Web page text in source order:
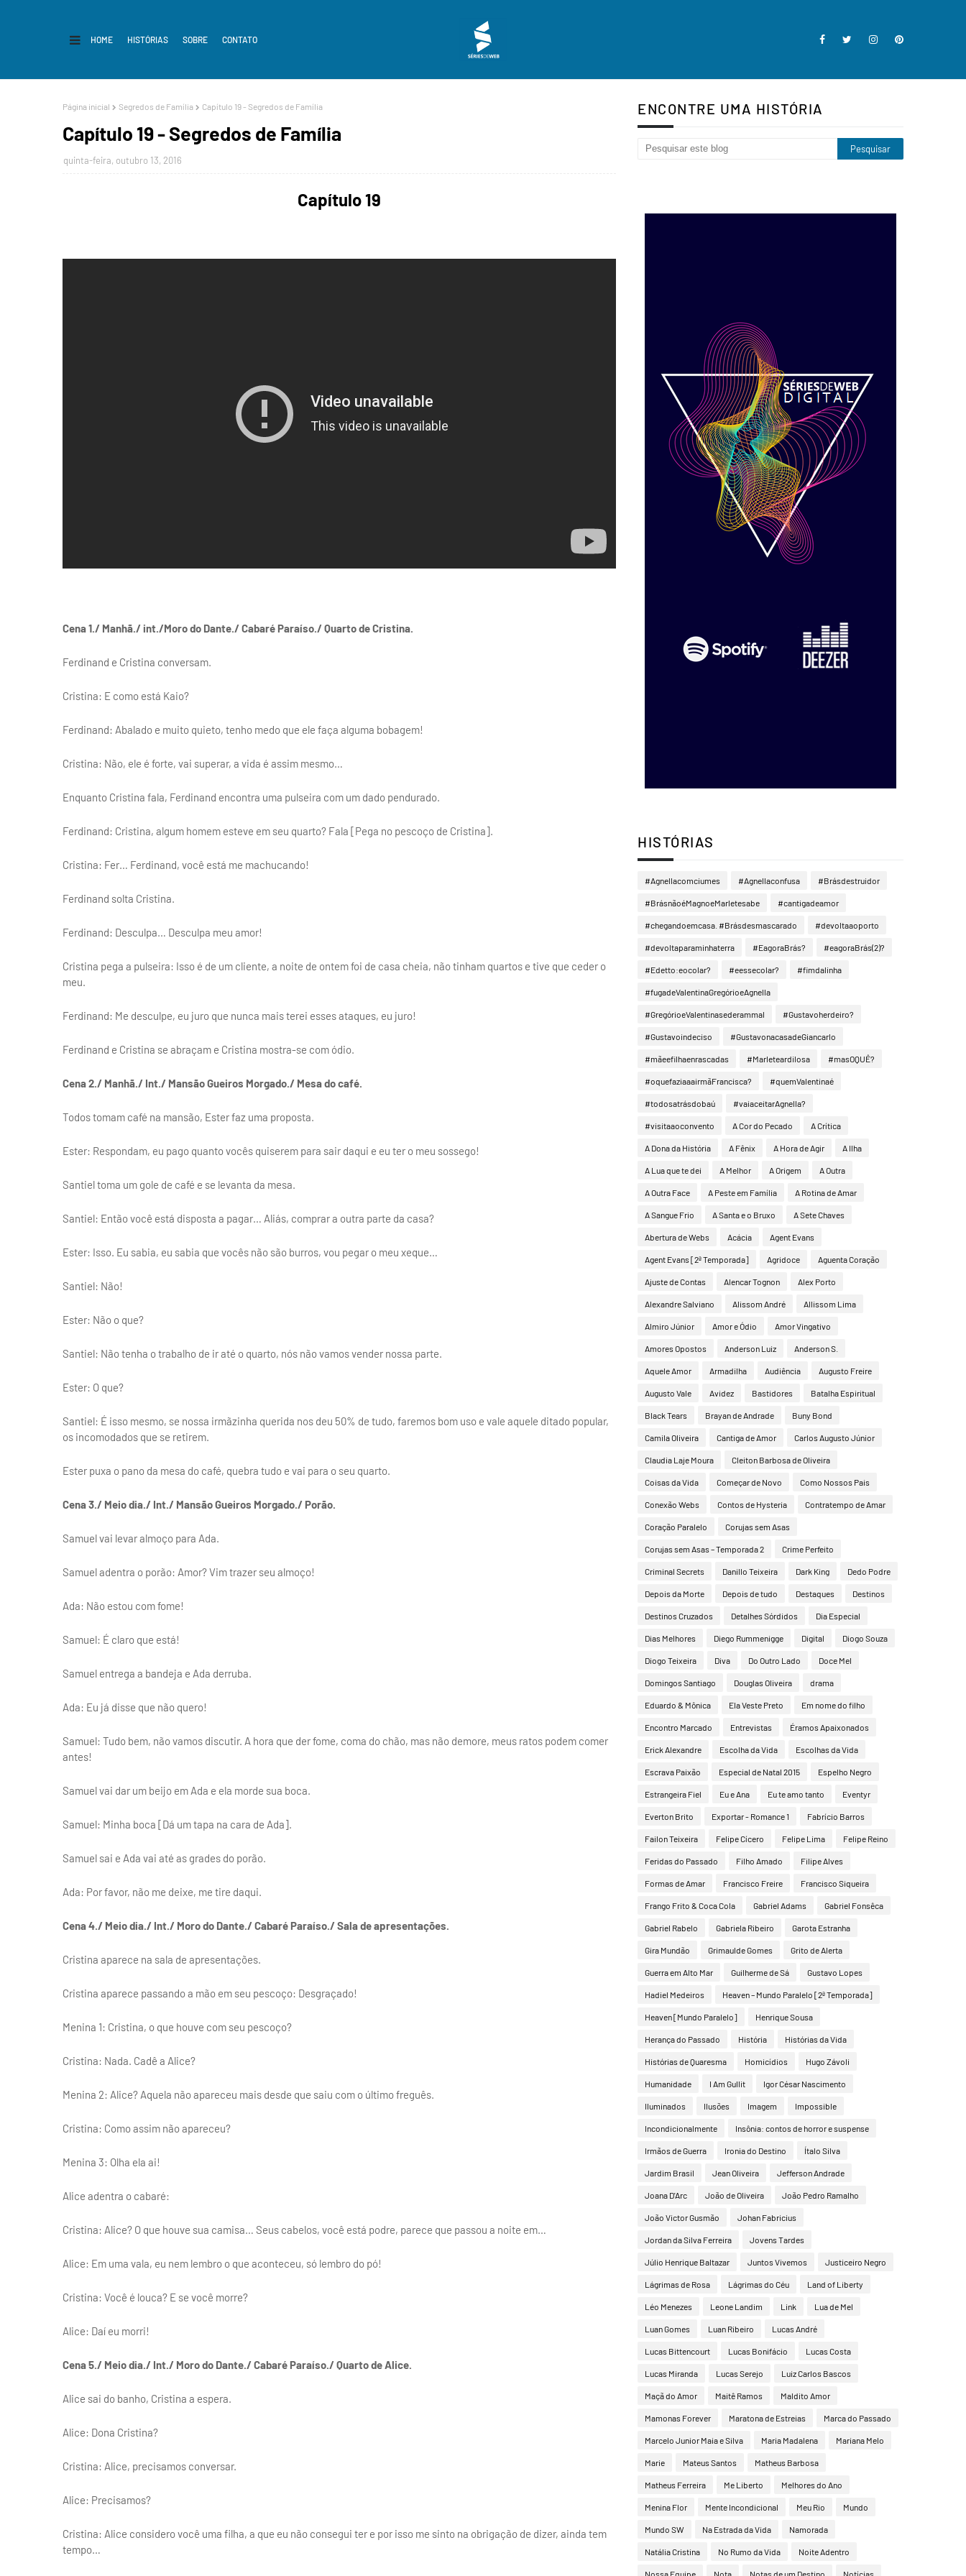
HOME HISTÓRIAS SOBRE CONTATO
Página inicial Segredos de Família Capítulo 19 - Segredos de Família
Capítulo 19 - Segredos de Família
quinta-feira, outubro 13, 2016
Capítulo 19
Cena 1./ Manhã./ int./Moro do Dante./ Cabaré Paraíso./ Quarto de Cristina.
Ferdinand e Cristina conversam.
Cristina: E como está Kaio?
Ferdinand: Abalado e muito quieto, tenho medo que ele faça alguma bobagem!
Cristina: Não, ele é forte, vai superar, a vida é assim mesmo…
Enquanto Cristina fala, Ferdinand encontra uma pulseira com um dado pendurado.
Ferdinand: Cristina, algum homem esteve em seu quarto? Fala [Pega no pescoço de Cristina].
Cristina: Fer… Ferdinand, você está me machucando!
Ferdinand solta Cristina.
Ferdinand: Desculpa… Desculpa meu amor!
Cristina pega a pulseira: Isso é de um cliente, a noite de ontem foi de casa cheia, não tinham quartos e tive que ceder o
meu.
Ferdinand: Me desculpe, eu juro que nunca mais terei esses ataques, eu juro!
Ferdinand e Cristina se abraçam e Cristina mostra-se com ódio.
Cena 2./ Manhã./ Int./ Mansão Gueiros Morgado./ Mesa do café.
Todos tomam café na mansão, Ester faz uma proposta.
Ester: Respondam, eu pago quanto vocês quiserem para sair daqui e eu ter o meu sossego!
Santiel toma um gole de café e se levanta da mesa.
Santiel: Então você está disposta a pagar… Aliás, comprar a outra parte da casa?
Ester: Isso. Eu sabia, eu sabia que vocês não são burros, vou pegar o meu xeque…
Santiel: Não!
Ester: Não o que?
Santiel: Não tenha o trabalho de ir até o quarto, nós não vamos vender nossa parte.
Ester: O que?
Santiel: É isso mesmo, se nossa irmãzinha querida nos deu 50% de tudo, faremos bom uso e vale aquele ditado popular,
os incomodados que se retirem.
Ester puxa o pano da mesa do café, quebra tudo e vai para o seu quarto.
Cena 3./ Meio dia./ Int./ Mansão Gueiros Morgado./ Porão.
Samuel vai levar almoço para Ada.
Samuel adentra o porão: Amor? Vim trazer seu almoço!
Ada: Não estou com fome!
Samuel: É claro que está!
Samuel entrega a bandeja e Ada derruba.
Ada: Eu já disse que não quero!
Samuel: Tudo bem, não vamos discutir. A hora que der fome, coma do chão, mas não demore, meus ratos podem comer
antes!
Samuel vai dar um beijo em Ada e ela morde sua boca.
Samuel: Minha boca [Dá um tapa na cara de Ada].
Samuel sai e Ada vai até as grades do porão.
Ada: Por favor, não me deixe, me tire daqui.
Cena 4./ Meio dia./ Int./ Moro do Dante./ Cabaré Paraíso./ Sala de apresentações.
Cristina aparece na sala de apresentações.
Cristina aparece passando a mão em seu pescoço: Desgraçado!
Menina 1: Cristina, o que houve com seu pescoço?
Cristina: Nada. Cadê a Alice?
Menina 2: Alice? Aquela não apareceu mais desde que saiu com o último freguês.
Cristina: Como assim não apareceu?
Menina 3: Olha ela ai!
Alice adentra o cabaré:
Cristina: Alice? O que houve sua camisa… Seus cabelos, você está podre, parece que passou a noite em…
Alice: Em uma vala, eu nem lembro o que aconteceu, só lembro do pó!
Cristina: Você é louca? E se você morre?
Alice: Daí eu morri!
Cena 5./ Meio dia./ Int./ Moro do Dante./ Cabaré Paraíso./ Quarto de Alice.
Alice sai do banho, Cristina a espera.
Alice: Dona Cristina?
Cristina: Alice, precisamos conversar.
Alice: Precisamos?
Cristina: Alice considero você uma filha, a que eu não consegui ter e por isso me sinto na obrigação de dizer, ainda tem
tempo…
ENCONTRE UMA HISTÓRIA
HISTÓRIAS
#Agnellacomciumes #Agnellaconfusa #Brásdestruidor
#BrásnãoéMagnoeMarletesabe #cantigadeamor
#chegandoemcasa. #Brásdesmascarado #devoltaaoporto
#devoltaparaminhaterra #EagoraBrás? #eagoraBrás(2)?
#Edetto:eocolar? #eessecolar? #fimdalinha
#fugadeValentinaGregórioeAgnella
#GregórioeValentinasederammal #Gustavoherdeiro?
#Gustavoindeciso #GustavonacasadeGiancarlo
#mãeefilhaenrascadas #Marleteardilosa #masOQUÊ?
#oquefaziaaairmãFrancisca? #quemValentinaé
#todosatrásdobaú #vaiaceitarAgnella?
#visitaaoconvento A Cor do Pecado A Crítica
A Dona da História A Fênix A Hora de Agir A Ilha
A Lua que te dei A Melhor A Origem A Outra
A Outra Face A Peste em Família A Rotina de Amar
A Sangue Frio A Santa e o Bruxo A Sete Chaves
Abertura de Webs Acácia Agent Evans
Agent Evans [2ª Temporada] Agridoce Aguenta Coração
Ajuste de Contas Alencar Tognon Alex Porto
Alexandre Salviano Alissom André Allissom Lima
Almiro Júnior Amor e Ódio Amor Vingativo
Amores Opostos Anderson Luiz Anderson S.
Aquele Amor Armadilha Audiência Augusto Freire
Augusto Vale Avidez Bastidores Batalha Espiritual
Black Tears Brayan de Andrade Buny Bond
Camila Oliveira Cantiga de Amor Carlos Augusto Júnior
Claudia Laje Moura Cleiton Barbosa de Oliveira
Coisas da Vida Começar de Novo Como Nossos Pais
Conexão Webs Contos de Hysteria Contratempo de Amar
Coração Paralelo Corujas sem Asas
Corujas sem Asas – Temporada 2 Crime Perfeito
Criminal Secrets Danillo Teixeira Dark King Dedo Podre
Depois da Morte Depois de tudo Destaques Destinos
Destinos Cruzados Detalhes Sórdidos Dia Especial
Dias Melhores Diego Rummenigge Digital Diogo Souza
Diogo Teixeira Diva Do Outro Lado Doce Mel
Domingos Santiago Douglas Oliveira drama
Eduardo & Mônica Ela Veste Preto Em nome do filho
Encontro Marcado Entrevistas Éramos Apaixonados
Erick Alexandre Escolha da Vida Escolhas da Vida
Escrava Paixão Especial de Natal 2015 Espelho Negro
Estrangeira Fiel Eu e Ana Eu te amo tanto Eventyr
Everton Brito Exportar - Romance 1 Fabrício Barros
Failon Teixeira Felipe Cícero Felipe Lima Felipe Reino
Feridas do Passado Filho Amado Filipe Alves
Formas de Amar Francisco Freire Francisco Siqueira
Frango Frito & Coca Cola Gabriel Adams Gabriel Fonsêca
Gabriel Rabelo Gabriela Ribeiro Garota Estranha
Gira Mundão Grimaulde Gomes Grito de Alerta
Guerra em Alto Mar Guilherme de Sá Gustavo Lopes
Hadiel Medeiros Heaven – Mundo Paralelo [2ª Temporada]
Heaven [Mundo Paralelo] Henrique Sousa
Herança do Passado História Histórias da Vida
Histórias de Quaresma Homicídios Hugo Závoli
Humanidade I Am Gullit Igor César Nascimento
Iluminados Ilusões Imagem Impossible
Incondicionalmente Insônia: contos de horror e suspense
Irmãos de Guerra Ironia do Destino Ítalo Silva
Jardim Brasil Jean Oliveira Jefferson Andrade
Joana D'Arc João de Oliveira João Pedro Ramalho
João Victor Gusmão Johan Fabricius
Jordan da Silva Ferreira Jovens Tardes
Júlio Henrique Baltazar Juntos Vivemos Justiceiro Negro
Lágrimas de Rosa Lágrimas do Céu Land of Liberty
Léo Menezes Leone Landim Link Lua de Mel
Luan Gomes Luan Ribeiro Lucas André
Lucas Bittencourt Lucas Bonifácio Lucas Costa
Lucas Miranda Lucas Serejo Luiz Carlos Bascos
Maçã do Amor Maitê Ramos Maldito Amor
Mamonas Forever Maratona de Estreias Marca do Passado
Marcelo Junior Maia e Silva Maria Madalena Mariana Melo
Marie Mateus Santos Matheus Barbosa
Matheus Ferreira Me Liberto Melhores do Ano
Menina Flor Mente Incondicional Meu Rio Mundo
Mundo SW Na Estrada da Vida Namorada
Natália Cristina No Rumo da Vida Noite Adentro
Nossa Equipe Nota Notas de um Destino Notícias